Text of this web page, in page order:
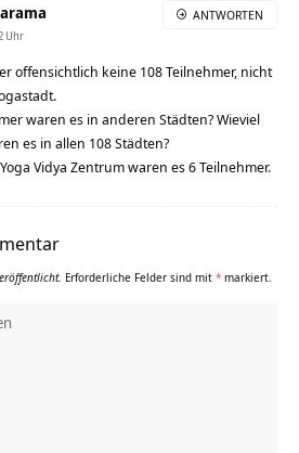
Uhr
offensichtlich keine 108 Teilnehmer, nicht
waren es in anderen Städten? Wieviel
es in allen 108 Städten?
Vidya Zentrum waren es 6 Teilnehmer.
ANTWORTEN
Erforderliche Felder sind mit * markiert.